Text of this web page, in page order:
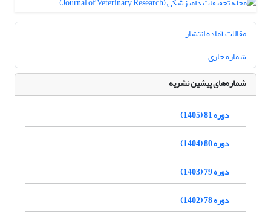
مقالات آماده انتشار
شماره جاری
شماره‌های پیشین نشریه
دوره 81 (1405)
دوره 80 (1404)
دوره 79 (1403)
دوره 78 (1402)